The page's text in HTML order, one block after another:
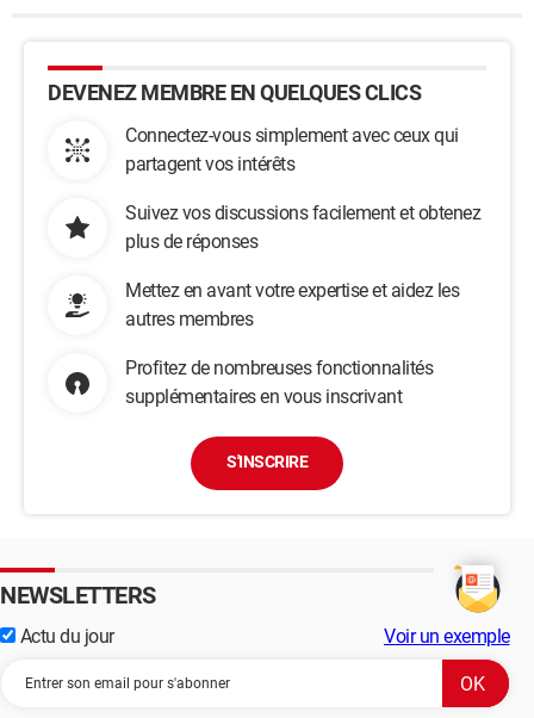
DEVENEZ MEMBRE EN QUELQUES CLICS
Connectez-vous simplement avec ceux qui
partagent vos intérêts
Suivez vos discussions facilement et obtenez
plus de réponses
Mettez en avant votre expertise et aidez les
autres membres
Profitez de nombreuses fonctionnalités
supplémentaires en vous inscrivant
S'INSCRIRE
NEWSLETTERS
Actu du jour Voir un exemple